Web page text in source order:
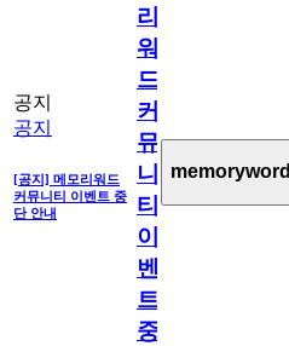
공지
공지
[공지] 메모리워드
커뮤니티 이벤트 중
단 안내
리
워
드
커
뮤
니
티
이
벤
트
중
memoryword